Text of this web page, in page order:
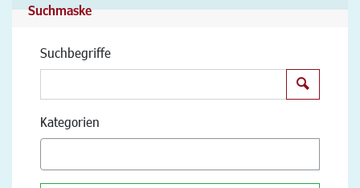
Suchmaske
Suchbegriffe
Kategorien